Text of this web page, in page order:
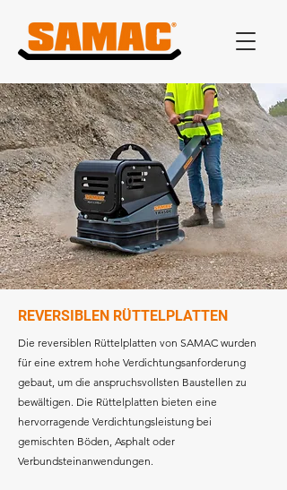
REVERSIBLEN RÜTTELPLATTEN
Die reversiblen Rüttelplatten von SAMAC wurden
für eine extrem hohe Verdichtungsanforderung
gebaut, um die anspruchsvollsten Baustellen zu
bewältigen. Die Rüttelplatten bieten eine
hervorragende Verdichtungsleistung bei
gemischten Böden, Asphalt oder
Verbundsteinanwendungen.